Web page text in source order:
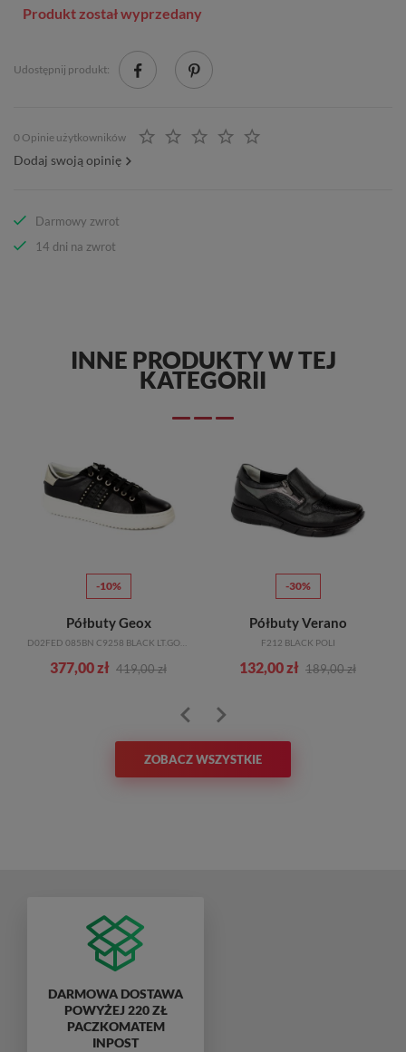
Produkt został wyprzedany
Udostępnij produkt:
0 Opinie użytkowników
Dodaj swoją opinię
Darmowy zwrot
14 dni na zwrot
INNE PRODUKTY W TEJ
KATEGORII
-10%
Półbuty Geox
D02FED 085BN C9258 BLACK LT.GOLD
377,00 zł 419,00 zł
-30%
Półbuty Verano
F212 BLACK POLI
132,00 zł 189,00 zł
ZOBACZ WSZYSTKIE
DARMOWA DOSTAWA
POWYŻEJ 220 ZŁ
PACZKOMATEM
INPOST